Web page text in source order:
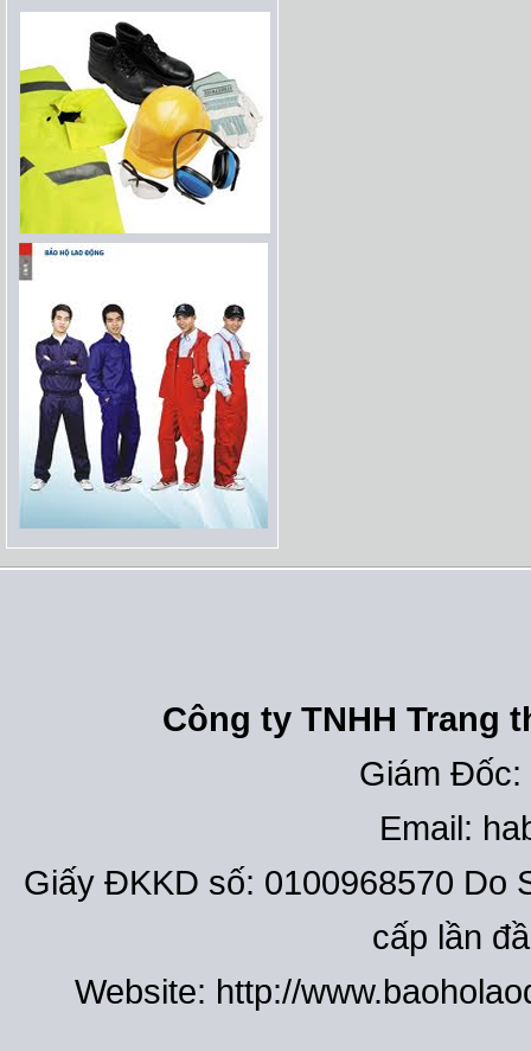
Công ty TNHH Trang
Giám Đốc:
Email:
Giấy ĐKKD số: 0100968570 Do
cấp lần
Website: http://